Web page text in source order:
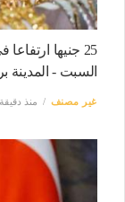
25 جنيها
السبت - المدينة
غير مصنف منذ